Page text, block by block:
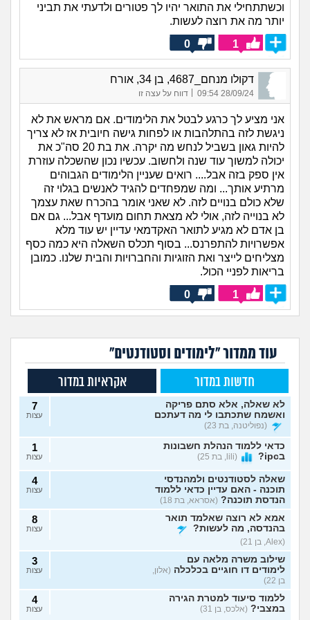
וכשתתחילי את התואר יהיו לך פטורים ולדעתי את תביני
יותר מה את רוצה לעשות.
1
0
דקולו מנחם_4687, בן 34, אורח
28/09/24 09:54
| דווח על עצה זו
אני מציע לך כרגע לבטל את הלימודים. אם מראש את לא
ניגשת לזה בהתלהבות או לפחות גישה חיובית אז לא צריך
להיות גאון בשביל לנחש מה יקרה. את בת 20 סה"כ את
יכולה למשוך עוד שנה ולחשוב. עכשיו נכון שהשכלה עוזרת
אין ספק בזה אבל.... רואים שעניין הלימודים הגבוהים
מרתיע אותך... ומה שמפחדים להגיד לאנשים בגלוי זה
שלא כולם בנויים לזה. לא שאני אומר בהכרח שאת עצמך
לא בנוייה לזה, אולי לא מצאת תחום מועדף אבל... גם אם
בן אדם לא מגיע לתואר האקדמאי עדיין יש עוד מלא
אפשרויות להתפרנס... בסוף תכלס השאלה היא כמה כסף
מצליחים לייצר ואת הזוגיות והחברויות והבית שלנו. כמובן
בריאות לפניי הכול.
1
0
עוד ממדור "לימודים וסטודנטים"
חדשות במדור אקראיות במדור
לא שאלה, אלא סתם פריקה
ואשמח שתכתבו לי מה דעתכם
(נפוליטנה, בת 23)
7
עצות
כדאי ללמוד הנהלת חשבונות
בipc?
(lili, בת 25)
1
עצות
שאלה לסטודנטים ולמהנדסי
תוכנה - האם עדיין כדאי ללמוד
הנדסת תוכנה? (אסראא, בת 18)
4
עצות
אמא לא רוצה שאלמד תואר
בהנדסה, מה לעשות?
(Alex, בן 21)
8
עצות
שילוב משרה מלאה עם
לימודים דו חוגיים בכלכלה (אלון,
בן 22)
3
עצות
ללמוד סיעוד למטרת הגירה
במצבי? (אלכס, בן 31)
4
עצות